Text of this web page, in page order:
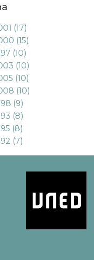
(17)
(15)
(10)
(10)
(10)
(10)
(9)
(8)
(8)
(7)